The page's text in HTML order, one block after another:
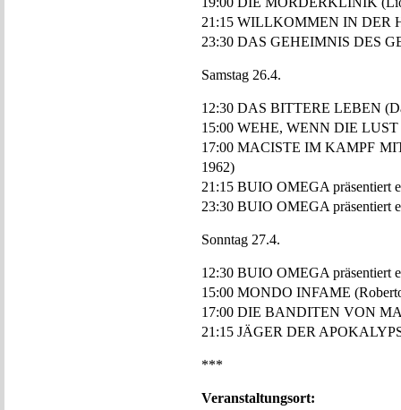
21:15 WILLKOMMEN IN DER
23:30 DAS GEHEIMNIS DES
Samstag 26.4.
12:30 DAS BITTERE LEBEN
15:00 WEHE, WENN DIE
17:00 MACISTE IM KAMPF
1962)
21:15 BUIO OMEGA präsentiert
23:30 BUIO OMEGA präsentiert
Sonntag 27.4.
12:30 BUIO OMEGA präsentiert
15:00 MONDO INFAME
17:00 DIE BANDITEN VON
21:15 JÄGER DER
***
Veranstaltungsort: